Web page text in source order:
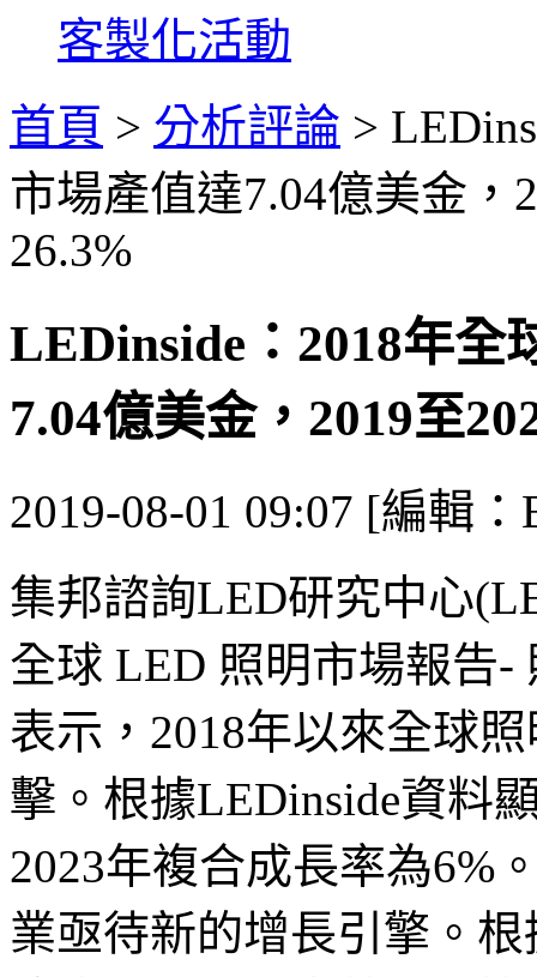
客製化活動
首頁 > 分析評論 >
市場產值達7.04億美金，
26.3%
LEDinside：2018年全
7.04億美金，2019至
2019-08-01 09:07 [編輯
集邦諮詢LED研究中心
全球 LED 照明市場報告
表示，2018年以來全球
擊。根據LEDinside資料
2023年複合成長率為6%
業亟待新的增長引擎。